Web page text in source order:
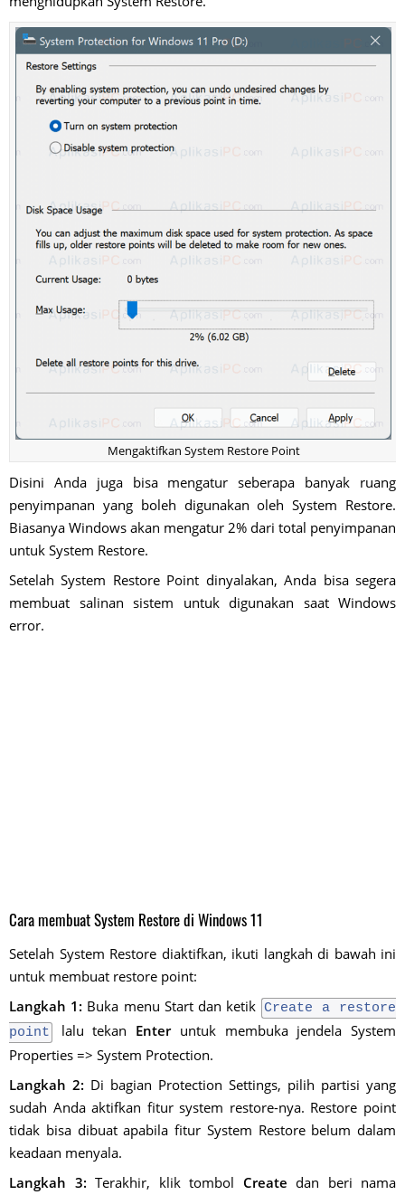
Mengaktifkan System Restore Point
Disini Anda juga bisa mengatur seberapa banyak ruang
penyimpanan yang boleh digunakan oleh System Restore.
Biasanya Windows akan mengatur 2% dari total penyimpanan
untuk System Restore.
Setelah System Restore Point dinyalakan, Anda bisa segera
membuat salinan sistem untuk digunakan saat Windows
error.
Cara membuat System Restore di Windows 11
Setelah System Restore diaktifkan, ikuti langkah di bawah ini
untuk membuat restore point:
Langkah 1: Buka menu Start dan ketik Create a restore
point
lalu tekan Enteruntuk membuka jendela System
Properties => System Protection.
Langkah 2: Di bagian Protection Settings, pilih partisi yang
sudah Anda aktifkan fitur system restore-nya. Restore point
tidak bisa dibuat apabila fitur System Restore belum dalam
keadaan menyala.
Langkah 3: Terakhir, klik tombol Create dan beri nama